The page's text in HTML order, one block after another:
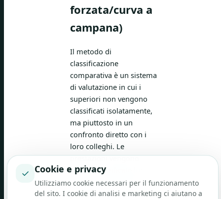
forzata/curva a
campana)
Il metodo di
classificazione
comparativa è un sistema
di valutazione in cui i
superiori non vengono
classificati isolatamente,
ma piuttosto in un
confronto diretto con i
loro colleghi. Le
prestazioni vengono
spesso classificate lungo
una curva di distribuzione
predefinita (curva a
✓ Cookie e privacy
Utilizziamo cookie necessari per il funzionamento
del sito. I cookie di analisi e marketing ci aiutano a